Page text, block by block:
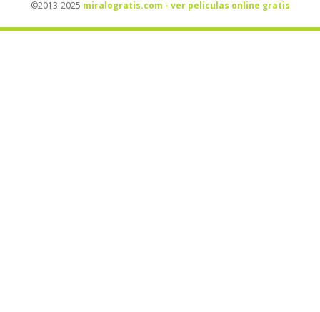
©2013-2025 miralogratis.com - ver peliculas online gratis